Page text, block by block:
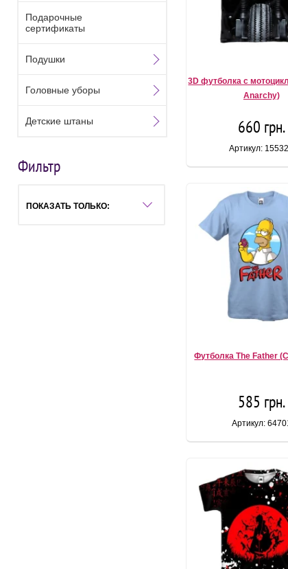
3D футболка с
Anarchy)
660 грн.
Артикул:
Футболка The Father
585 грн.
Артикул:
Подарочные
сертификаты
Подушки
Головные уборы
Детские штаны
Фильтр
ПОКАЗАТЬ ТОЛЬКО: